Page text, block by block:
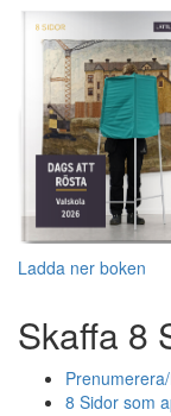
Ladda ner boken
Skaffa 8
8 Sidor som